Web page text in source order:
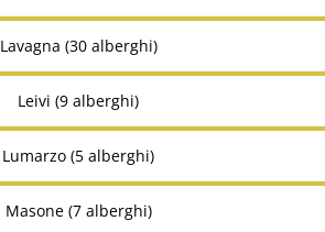
Lavagna (30 alberghi)
Leivi (9 alberghi)
Lumarzo (5 alberghi)
Masone (7 alberghi)